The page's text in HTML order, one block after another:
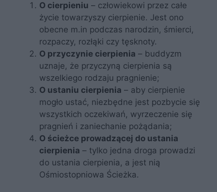
O cierpieniu – człowiekowi przez całe
życie towarzyszy cierpienie. Jest ono
obecne m.in podczas narodzin, śmierci,
rozpaczy, rozłąki czy tęsknoty.
O przyczynie cierpienia – buddyzm
uznaje, że przyczyną cierpienia są
wszelkiego rodzaju pragnienie;
O ustaniu cierpienia – aby cierpienie
mogło ustać, niezbędne jest pozbycie się
wszystkich oczekiwań, wyrzeczenie się
pragnień i zaniechanie pożądania;
O ścieżce prowadzącej do ustania
cierpienia – tylko jedna droga prowadzi
do ustania cierpienia, a jest nią
Ośmiostopniowa Ścieżka.